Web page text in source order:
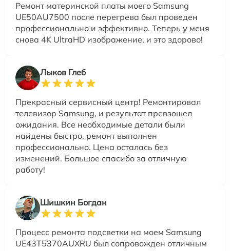
Ремонт материнской платы моего Samsung
UE50AU7500 после перегрева был проведен
профессионально и эффективно. Теперь у меня
снова 4K UltraHD изображение, и это здорово!
Лыков Глеб
Прекрасный сервисный центр! Ремонтировал
телевизор Samsung, и результат превзошел
ожидания. Все необходимые детали были
найдены быстро, ремонт выполнен
профессионально. Цена осталась без
изменений. Большое спасибо за отличную
работу!
Шишкин Богдан
Процесс ремонта подсветки на моем Samsung
UE43T5370AUXRU был сопровожден отличным